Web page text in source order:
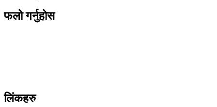
फलो गर्नुहोस
लिंकहरु